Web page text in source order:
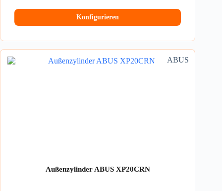
Konfigurieren
ABUS
Außenzylinder ABUS XP20CRN